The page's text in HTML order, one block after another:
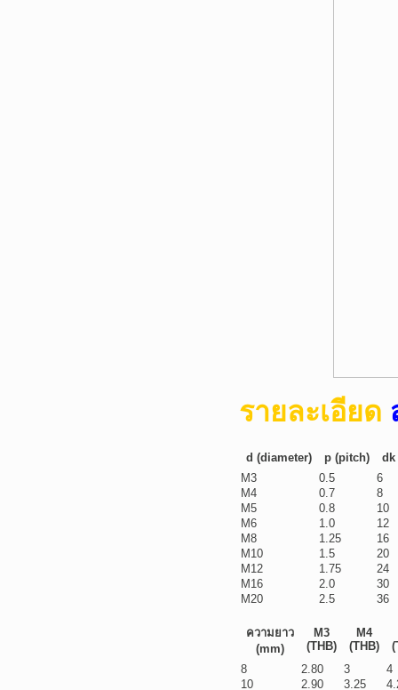
รายละเอียด
d (diameter) p (pitch)
dk
M3
0.5
6
M4
0.7
8
M5
0.8
10
M6
1.0
12
M8
1.25
16
M10
1.5
20
M12
1.75
24
M16
2.0
30
M20
2.5 36
ความยาว
(mm)
M3
(THB)
M4
(THB)
8
2.80 3
4
10
2.90 3.25